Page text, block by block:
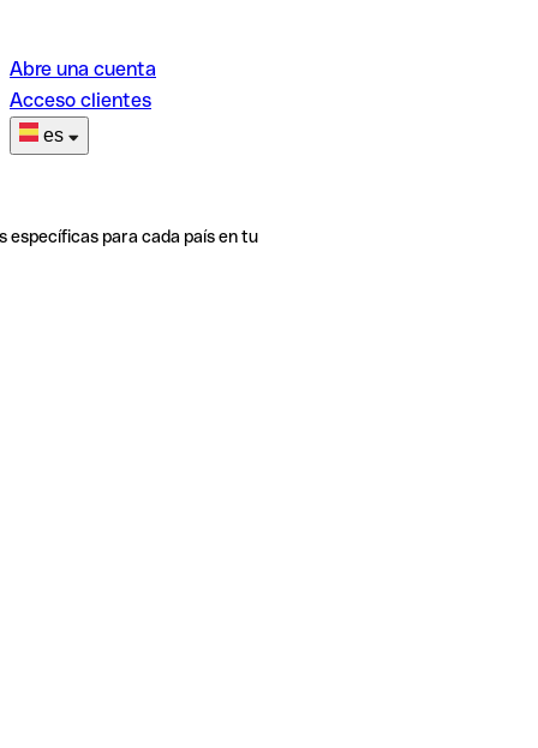
Abre una cuenta
Acceso clientes
es
específicas para cada país en tu